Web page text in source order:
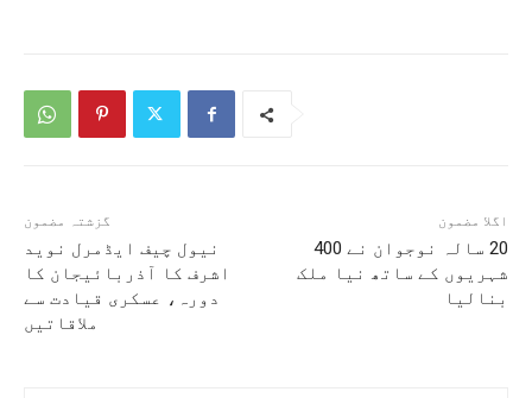
گزشتہ مضمون
نیول چیف ایڈمرل نوید
اشرف کا آذربائیجان کا
دورہ، عسکری قیادت سے
ملاقاتیں
اگلا مضمون
20 سالہ نوجوان نے 400
شہریوں کے ساتھ نیا ملک
بنالیا